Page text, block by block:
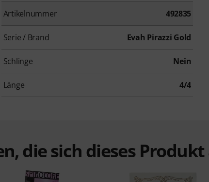
Artikelnummer 492835
Serie / Brand Evah Pirazzi Gold
Schlinge Nein
Länge 4/4
die sich dieses